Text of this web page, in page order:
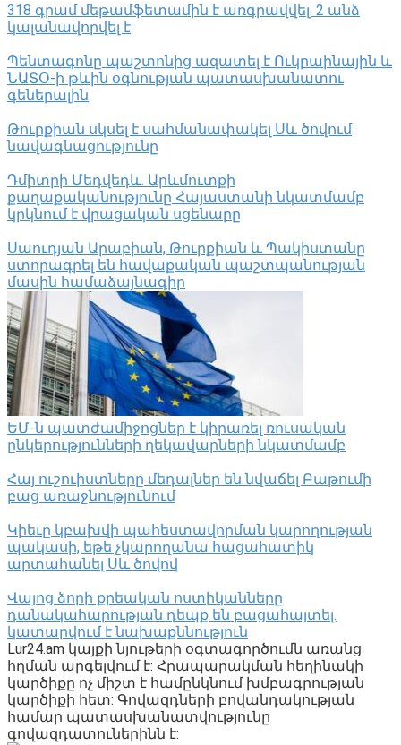
318 գրամ մեթամֆետամին է առգրավվել․ 2 անձ
կալանավորվել է
Պենտագոնը պաշտոնից ազատել է Ուկրաինային և
ՆԱՏՕ-ի թևին օգնության պատասխանատու
գեներալին
Թուրքիան սկսել է սահմանափակել Սև ծովում
նավագնացությունը
Դմիտրի Մեդվեդև. Արևմուտքի
քաղաքականությունը Հայաստանի նկատմամբ
կրկնում է վրացական սցենարը
Սաուդյան Արաբիան, Թուրքիան և Պակիստանը
ստորագրել են հավաքական պաշտպանության
մասին համաձայնագիր
ԵՄ-ն պատժամիջոցներ է կիրառել ռուսական
ընկերությունների ղեկավարների նկատմամբ
Հայ ուշուիստները մեդալներ են նվաճել Բաթումի
բաց առաջնությունում
Կիեւը կբախվի պահեստավորման կարողության
պակասի, եթե չկարողանա հացահատիկ
արտահանել Սև ծովով
Վայոց ձորի քրեական ոստիկանները
դանակահարության դեպք են բացահայտել․
կատարվում է նախաքննություն
Lur24.am կայքի նյութերի օգտագործումն առանց
հղման արգելվում է: Հրապարակման հեղինակի
կարծիքը ոչ միշտ է համընկնում խմբագրության
կարծիքի հետ: Գովազդների բովանդակության
համար պատասխանատվությունը
գովազդատուներինն է: